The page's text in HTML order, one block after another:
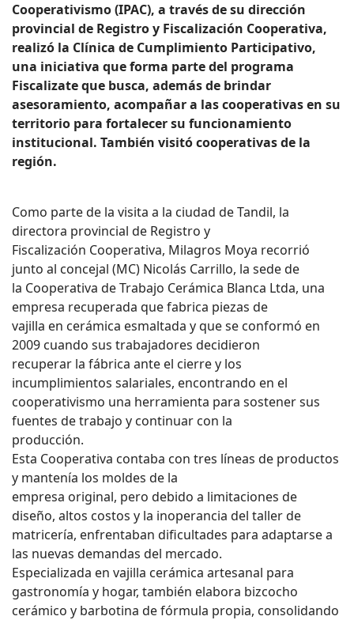
Cooperativismo (IPAC), a través de su dirección
provincial de Registro y Fiscalización Cooperativa,
realizó la Clínica de Cumplimiento Participativo,
una iniciativa que forma parte del programa
Fiscalizate que busca, además de brindar
asesoramiento, acompañar a las cooperativas en su
territorio para fortalecer su funcionamiento
institucional. También visitó cooperativas de la
región.
Como parte de la visita a la ciudad de Tandil, la
directora provincial de Registro y
Fiscalización Cooperativa, Milagros Moya recorrió
junto al concejal (MC) Nicolás Carrillo, la sede de
la Cooperativa de Trabajo Cerámica Blanca Ltda, una
empresa recuperada que fabrica piezas de
vajilla en cerámica esmaltada y que se conformó en
2009 cuando sus trabajadores decidieron
recuperar la fábrica ante el cierre y los
incumplimientos salariales, encontrando en el
cooperativismo una herramienta para sostener sus
fuentes de trabajo y continuar con la
producción.
Esta Cooperativa contaba con tres líneas de productos
y mantenía los moldes de la
empresa original, pero debido a limitaciones de
diseño, altos costos y la inoperancia del taller de
matricería, enfrentaban dificultades para adaptarse a
las nuevas demandas del mercado.
Especializada en vajilla cerámica artesanal para
gastronomía y hogar, también elabora bizcocho
cerámico y barbotina de fórmula propia, consolidando